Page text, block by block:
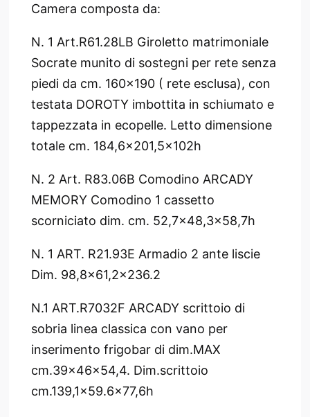
Camera composta da:
N. 1 Art.R61.28LB Giroletto matrimoniale
Socrate munito di sostegni per rete senza
piedi da cm. 160x190 ( rete esclusa), con
testata DOROTY imbottita in schiumato e
tappezzata in ecopelle. Letto dimensione
totale cm. 184,6x201,5x102h
N. 2 Art. R83.06B Comodino ARCADY
MEMORY Comodino 1 cassetto
scorniciato dim. cm. 52,7x48,3x58,7h
N. 1 ART. R21.93E Armadio 2 ante liscie
Dim. 98,8x61,2x236.2
N.1 ART.R7032F ARCADY scrittoio di
sobria linea classica con vano per
inserimento frigobar di dim.MAX
cm.39x46x54,4. Dim.scrittoio
cm.139,1x59.6x77,6h